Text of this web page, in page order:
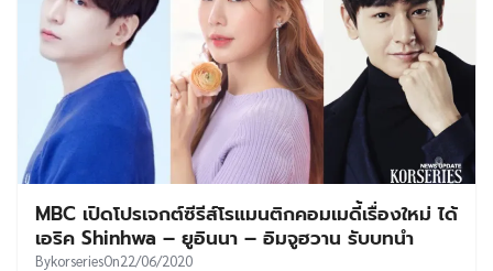
MBC เปิดโปรเจกต์ซีรีส์โรแมนติกคอมเมดี้เรื่องใหม่ ได้
เอริค Shinhwa – ยูอินนา – อิมจูฮวาน รับบทนำ
BykorseriesOn22/06/2020